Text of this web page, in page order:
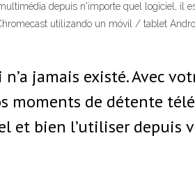
depuis n'importe quel logiciel, il
utilizando un móvil / tablet
jamais existé. Avec
moments de détente
et bien l’utiliser depuis